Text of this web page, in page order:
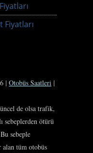
Fiyatları
| Otobüs Saatleri |
de olsa trafik,
sebeplerden ötürü
sebeple
alan tüm otobüs